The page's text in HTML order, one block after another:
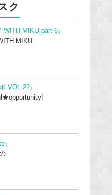
ク
WITH MIKU part 6』
MIKU
VOL.22』
』